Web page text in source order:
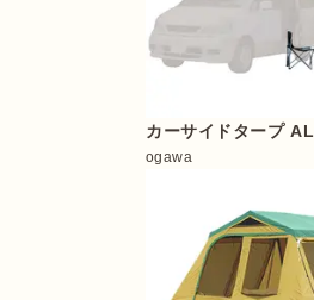
カーサイドタープ AL
ogawa